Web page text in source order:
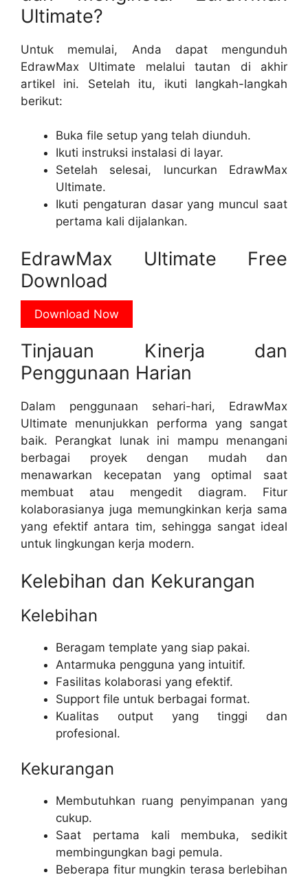
Ultimate?
Untuk memulai, Anda dapat mengunduh
EdrawMax Ultimate melalui tautan di akhir
artikel ini. Setelah itu, ikuti langkah-langkah
berikut:
Buka file setup yang telah diunduh.
Ikuti instruksi instalasi di layar.
Setelah selesai, luncurkan EdrawMax
Ultimate.
Ikuti pengaturan dasar yang muncul saat
pertama kali dijalankan.
EdrawMax Ultimate Free
Download
Download Now
Tinjauan Kinerja dan
Penggunaan Harian
Dalam penggunaan sehari-hari, EdrawMax
Ultimate menunjukkan performa yang sangat
baik. Perangkat lunak ini mampu menangani
berbagai proyek dengan mudah dan
menawarkan kecepatan yang optimal saat
membuat atau mengedit diagram. Fitur
kolaborasianya juga memungkinkan kerja sama
yang efektif antara tim, sehingga sangat ideal
untuk lingkungan kerja modern.
Kelebihan dan Kekurangan
Kelebihan
Beragam template yang siap pakai.
Antarmuka pengguna yang intuitif.
Fasilitas kolaborasi yang efektif.
Support file untuk berbagai format.
Kualitas output yang tinggi dan
profesional.
Kekurangan
Membutuhkan ruang penyimpanan yang
cukup.
Saat pertama kali membuka, sedikit
membingungkan bagi pemula.
Beberapa fitur mungkin terasa berlebihan